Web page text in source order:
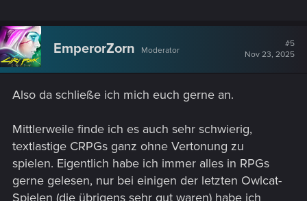
EmperorZorn Moderator
#5
Nov 23, 2025
Also da schließe ich mich euch gerne an.
Mittlerweile finde ich es auch sehr schwierig,
textlastige CRPGs ganz ohne Vertonung zu
spielen. Eigentlich habe ich immer alles in RPGs
gerne gelesen, nur bei einigen der letzten Owlcat-
Spielen (die übrigens sehr gut waren) habe ich